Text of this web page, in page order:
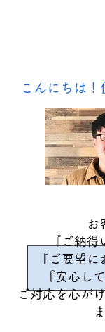
こんにちは！
お
『ご納得
『ご要望に
『安心し
ご対応を心が